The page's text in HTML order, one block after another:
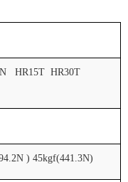
HR15T HR30T
) 45kgf(441.3N)